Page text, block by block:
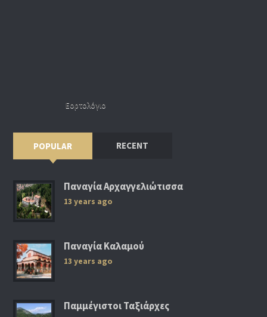
Εορτολόγιο
POPULAR RECENT
Παναγία Αρχαγγελιώτισσα
13 years ago
Παναγία Καλαμού
13 years ago
Παμμέγιστοι Ταξιάρχες